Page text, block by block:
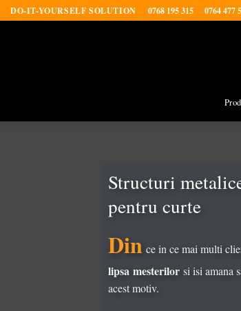
Skip
to
DO-IT-YOURSELF SOLUTION 0768 195 315 0764 477
Structuri
pentru curte
Din ce in ce mai multi
lipsa mesterilor si isi amana
acest motiv.